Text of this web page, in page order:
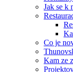
Jak se k
Co je
Kam ze